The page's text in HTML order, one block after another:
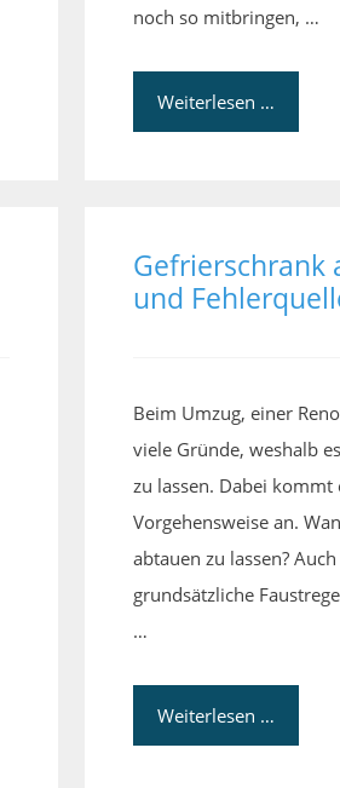
noch so mitbringen, …
Weiterlesen …
Gefrierschrank
und
Beim Umzug, einer
viele Gründe, weshalb
zu lassen. Dabei
Vorgehensweise an.
abtauen zu lassen?
grundsätzliche
…
Weiterlesen …